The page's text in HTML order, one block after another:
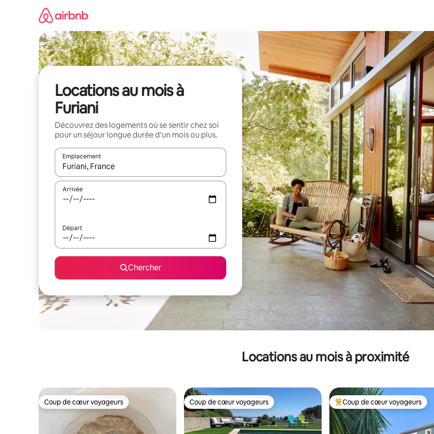
Locations au mois à
Furiani
Découvrez des logements où se sentir chez soi
pour un séjour longue durée d’un mois ou plus.
Emplacement
Quand les résultats sont affichés, parcourez-les en utilisant les flèches vers le haut et vers le bas, ou en appuyant
Arrivée
Départ
Chercher
Locations au mois à proximité
Coup de cœur voyageurs
Coup de cœur voyageurs Coup de cœur voyageurs
Coup de cœur voyageurs Coup de cœur voyageurs
Coup de cœur voyageurs